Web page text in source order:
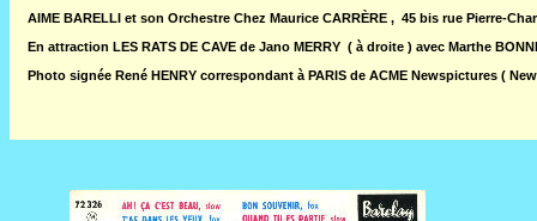
AIME BARELLI et son Orchestre Chez Maurice CARRÈRE , 45 bis rue Pierre-
En attraction LES RATS DE CAVE de Jano MERRY ( à droite ) avec Marthe
Photo signée René HENRY correspondant à PARIS de ACME Newspictures (